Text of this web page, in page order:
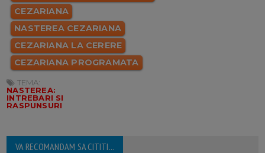
CEZARIANA
NASTEREA CEZARIANA
CEZARIANA LA CERERE
CEZARIANA PROGRAMATA
TEMA:
NASTEREA:
INTREBARI SI
RASPUNSURI
VA RECOMANDAM SA CITITI...